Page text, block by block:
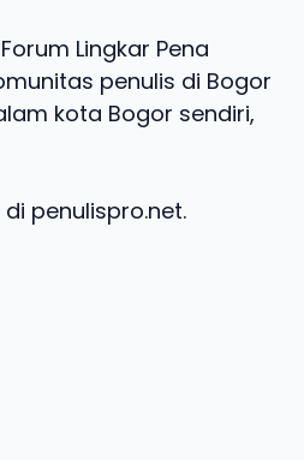
Lingkar Pena
penulis di Bogor
kota Bogor sendiri,
penulispro.net.